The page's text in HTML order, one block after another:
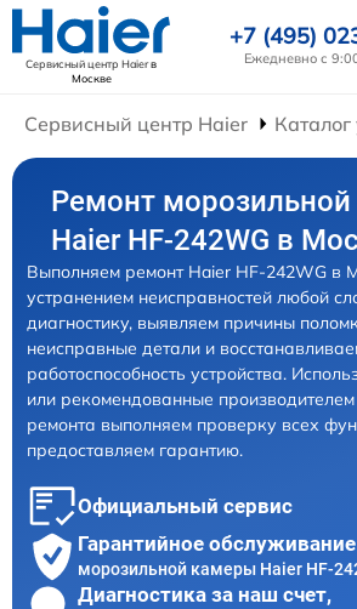
Сервисный центр Haierв
Москве
+7 (495)
Ежедневно с
Сервисный центр Haier Каталог
Ремонт
Haier HF-242WG в
Выполняем ремонт Haier HF-242WG в
устранением неисправностей любой
диагностику, выявляем причины
неисправные детали и
работоспособность устройства.
или рекомендованные производителем
ремонта выполняем проверку всех
предоставляем гарантию.
Официальный сервис
Гарантийное обслуживание
морозильной камеры Haier HF-
Диагностика за наш счет,